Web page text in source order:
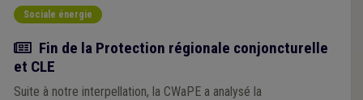
Sociale énergie
Actualité
Fin de la Protection régionale conjoncturelle
et CLE
Suite à notre interpellation, la CWaPE a analysé la